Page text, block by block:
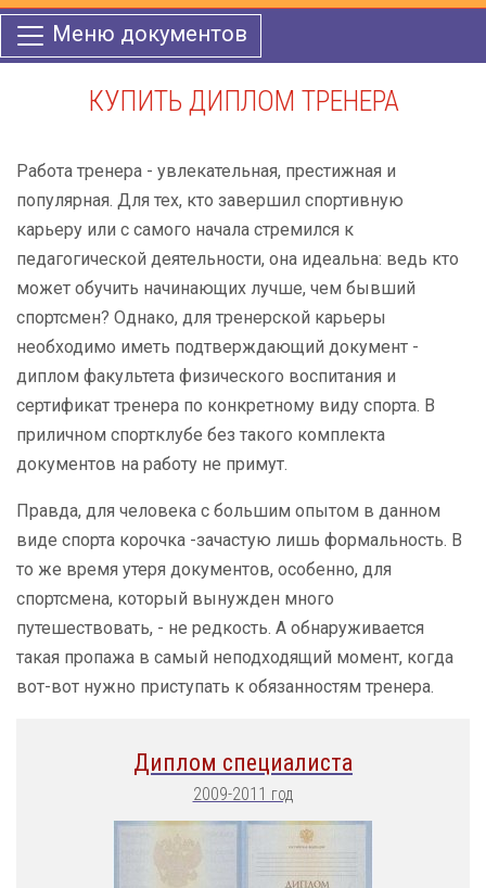
Меню документов
КУПИТЬ ДИПЛОМ ТРЕНЕРА
Работа тренера - увлекательная, престижная и
популярная. Для тех, кто завершил спортивную
карьеру или с самого начала стремился к
педагогической деятельности, она идеальна: ведь кто
может обучить начинающих лучше, чем бывший
спортсмен? Однако, для тренерской карьеры
необходимо иметь подтверждающий документ -
диплом факультета физического воспитания и
сертификат тренера по конкретному виду спорта. В
приличном спортклубе без такого комплекта
документов на работу не примут.
Правда, для человека с большим опытом в данном
виде спорта корочка -зачастую лишь формальность. В
то же время утеря документов, особенно, для
спортсмена, который вынужден много
путешествовать, - не редкость. А обнаруживается
такая пропажа в самый неподходящий момент, когда
вот-вот нужно приступать к обязанностям тренера.
Диплом специалиста
2009-2011 год